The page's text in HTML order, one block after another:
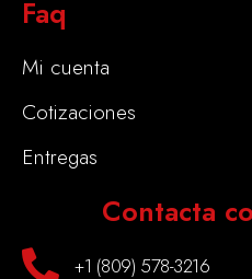
Faq
Mi cuenta
Cotizaciones
Entregas
Contacta
+1 (809) 578-3216